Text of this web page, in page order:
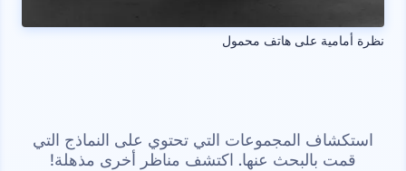
نظرة أمامية على هاتف محمول
استكشاف المجموعات التي تحتوي على النماذج التي
قمت بالبحث عنها. اكتشف مناظر أخرى مذهلة!